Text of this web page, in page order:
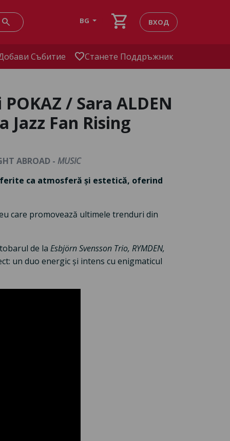
search BG shopping_cart ВХОД
Събитие favoriteСтанете Поддръжник
/ Sara ALDEN
Jazz Fan Rising
ABROAD - MUSIC
ca atmosferă și estetică, oferind
care promovează ultimele trenduri din
de la Esbjörn Svensson Trio, RYMDEN,
un duo energic și intens cu enigmaticul